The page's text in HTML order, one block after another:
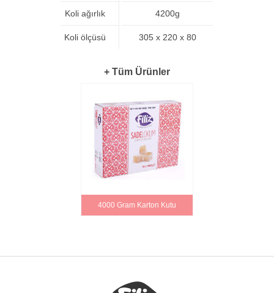
Koli ağırlık
Koli ölçüsü
4200g
305 x 220 x 80
+ Tüm Ürünler
4000 Gram Karton Kutu